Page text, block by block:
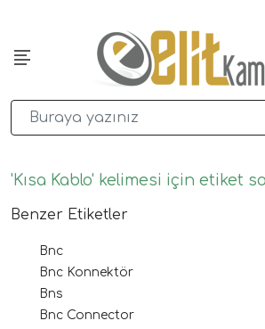
'Kısa Kablo' kelimesi için etiket
Benzer Etiketler
Bnc
Bnc Konnektör
Bns
Bnc Connector